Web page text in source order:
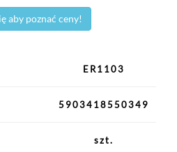
aby poznać ceny!
ER1103
5903418550349
szt.